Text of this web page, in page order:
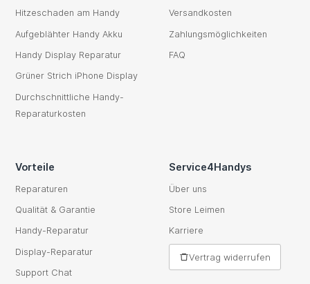
Hitzeschaden am Handy
Aufgeblähter Handy Akku
Handy Display Reparatur
Grüner Strich iPhone Display
Durchschnittliche Handy-
Reparaturkosten
Versandkosten
Zahlungsmöglichkeiten
FAQ
Vorteile
Reparaturen
Qualität & Garantie
Handy-Reparatur
Display-Reparatur
Support Chat
Service4Handys
Über uns
Store Leimen
Karriere
Vertrag widerrufen